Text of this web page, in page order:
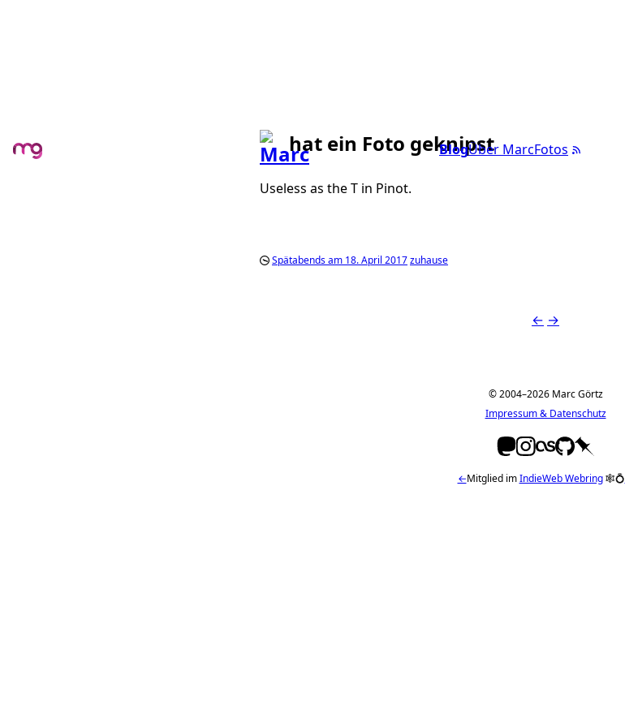
BlogÜber MarcFotos
hat ein Foto geknipst
Useless as the T in Pinot.
Spätabends am 18. April 2017zuhause
← →
© 2004–2026 Marc Görtz
Impressum & Datenschutz
←Mitglied imIndieWeb Webring🕸💍